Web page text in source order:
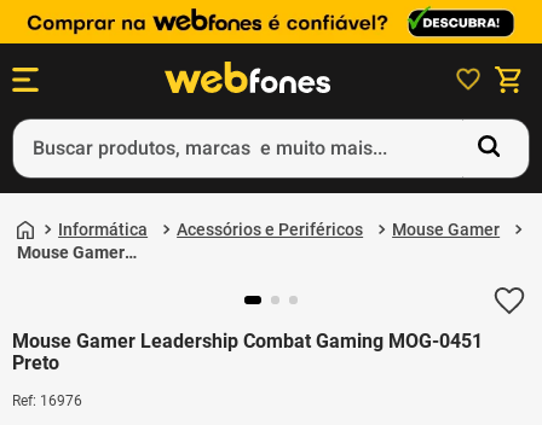
Buscar produtos, marcas e muito mais...
Informática Acessórios e Periféricos
Mouse Gamer
Mouse Gamer
Mouse Gamer Leadership Combat Gaming MOG-0451
Preto
Ref: 16976
1º
ps5
3º
ps4
4º